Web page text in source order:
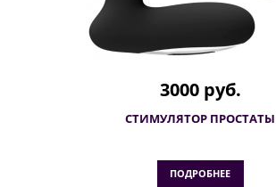
3000 руб.
СТИМУЛЯТОР ПРОСТАТЫ
ПОДРОБНЕЕ